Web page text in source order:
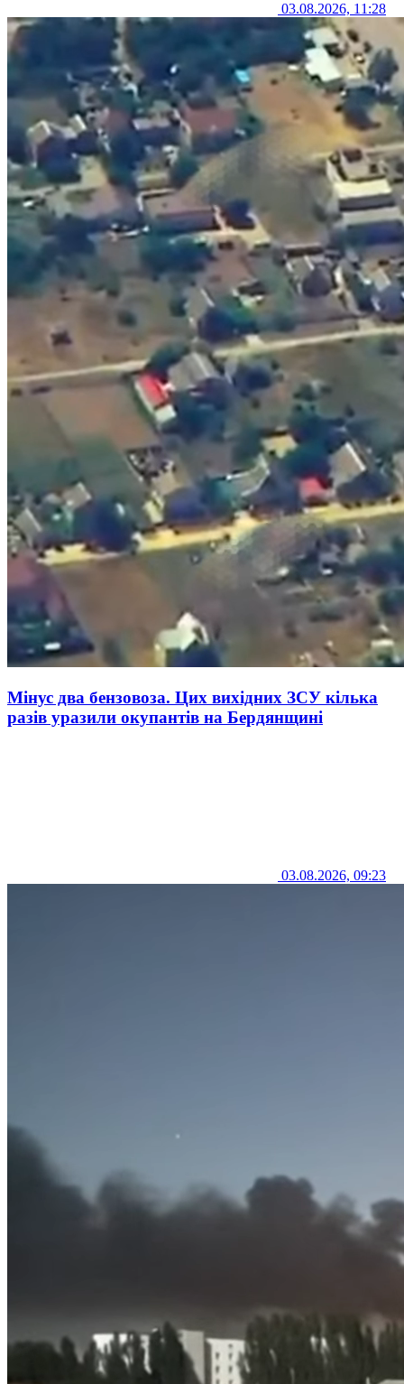
03.08.2026, 11:28
Мінус два бензовоза. Цих вихідних ЗСУ кілька
разів уразили окупантів на Бердянщині
03.08.2026, 09:23